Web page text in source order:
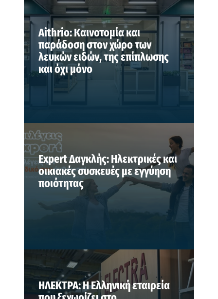
Aithrio: Καινοτομία και
παράδοση στον χώρο των
λευκών ειδών, της επίπλωσης
και όχι μόνο
Expert Δαγκλής: Ηλεκτρικές και
οικιακές συσκευές με εγγύηση
ποιότητας
ΗΛΕΚΤΡΑ: Η Ελληνική εταιρεία